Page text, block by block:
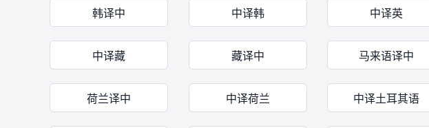
韩译中 中译韩 中译英
中译藏 藏译中 马来语译中
荷兰译中 中译荷兰 中译土耳其语